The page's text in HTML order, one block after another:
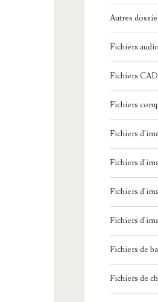
Autres
Fichiers audio
Fichiers CAD
Fichiers
Fichiers
Fichiers
Fichiers
Fichiers
Fichiers de
Fichiers de